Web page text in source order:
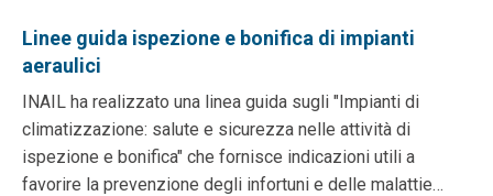
Linee guida ispezione e bonifica di impianti
aeraulici
INAIL ha realizzato una linea guida sugli "Impianti di
climatizzazione: salute e sicurezza nelle attività di
ispezione e bonifica" che fornisce indicazioni utili a
favorire la prevenzione degli infortuni e delle malattie…